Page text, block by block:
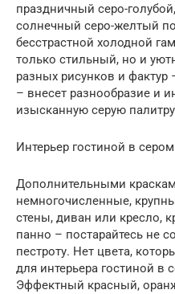
праздничный серо-голубой,
солнечный серо-желтый
бесстрастной холодной
только стильный, но и
разных рисунков и фактур
– внесет разнообразие и
изысканную серую
Интерьер гостиной в
Дополнительными
немногочисленные,
стены, диван или кресло,
панно – постарайтесь не
пестроту. Нет цвета,
для интерьера гостиной в
Эффектный красный,